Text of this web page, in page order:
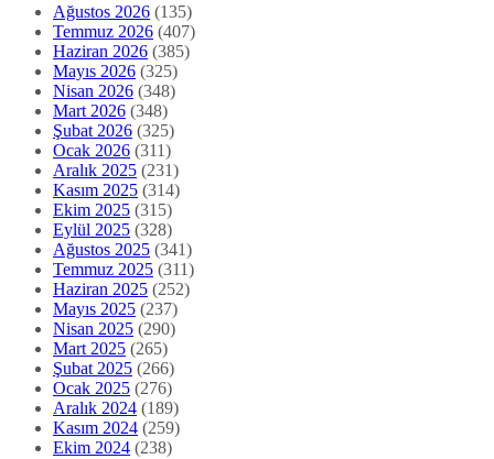
Ağustos 2026 (135)
Temmuz 2026 (407)
Haziran 2026 (385)
Mayıs 2026 (325)
Nisan 2026 (348)
Mart 2026 (348)
Şubat 2026 (325)
Ocak 2026 (311)
Aralık 2025 (231)
Kasım 2025 (314)
Ekim 2025 (315)
Eylül 2025 (328)
Ağustos 2025 (341)
Temmuz 2025 (311)
Haziran 2025 (252)
Mayıs 2025 (237)
Nisan 2025 (290)
Mart 2025 (265)
Şubat 2025 (266)
Ocak 2025 (276)
Aralık 2024 (189)
Kasım 2024 (259)
Ekim 2024 (238)